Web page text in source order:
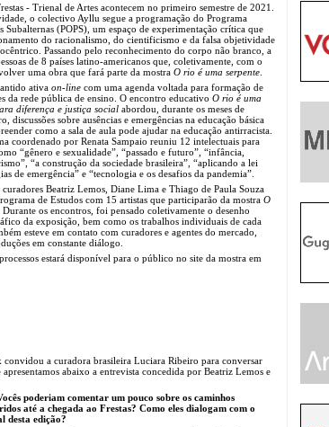
- Trienal de Artes acontecem no primeiro semestre de 2021.
o colectivo Ayllu segue a programação do Programa
Subalternas (POPS), um espaço de experimentação crítica que
do racionalismo, do cientificismo e da falsa objetividade
Passando pelo reconhecimento do corpo não branco, a
de 8 países latino-americanos que, coletivamente, com o
uma obra que fará parte da mostra O rio é uma serpente
ativa on-line com uma agenda voltada para formação de
da rede pública de ensino. O encontro educativo O rio é uma
diferença e justiça social abordou, durante os meses de
discussões sobre ausências e emergências na educação básica
como a sala de aula pode ajudar na educação antirracista.
coordenado por Renata Sampaio reuniu 12 intelectuais para
“gênero e sexualidade”, “passado e futuro”, “infância,
“a construção da sociedade brasileira”, “aplicando a lei
de emergência” e “tecnologia e os desafios da pandemia”.
Beatriz Lemos, Diane Lima e Thiago de Paula Souza
de Estudos com 15 artistas que participarão da mostra O
. Durante os encontros, foi pensado coletivamente o desenho
da exposição, bem como os trabalhos individuais de cada
esteve em contato com curadores e agentes do mercado,
em constante diálogo.
estará disponível para o público no site da mostra em
convidou a curadora brasileira Luciara Ribeiro para conversar
apresentamos abaixo a entrevista concedida por Beatriz Lemos e
poderiam comentar um pouco sobre os caminhos
até a chegada ao Frestas? Como eles dialogam com o
desta edição?